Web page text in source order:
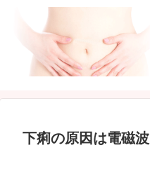
下痢の原因は電磁波